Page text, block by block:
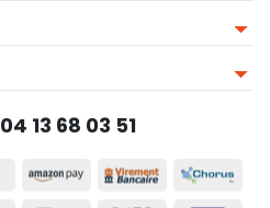
04 13 68 03 51